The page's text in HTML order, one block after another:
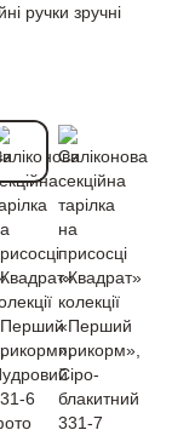
ручки зручні